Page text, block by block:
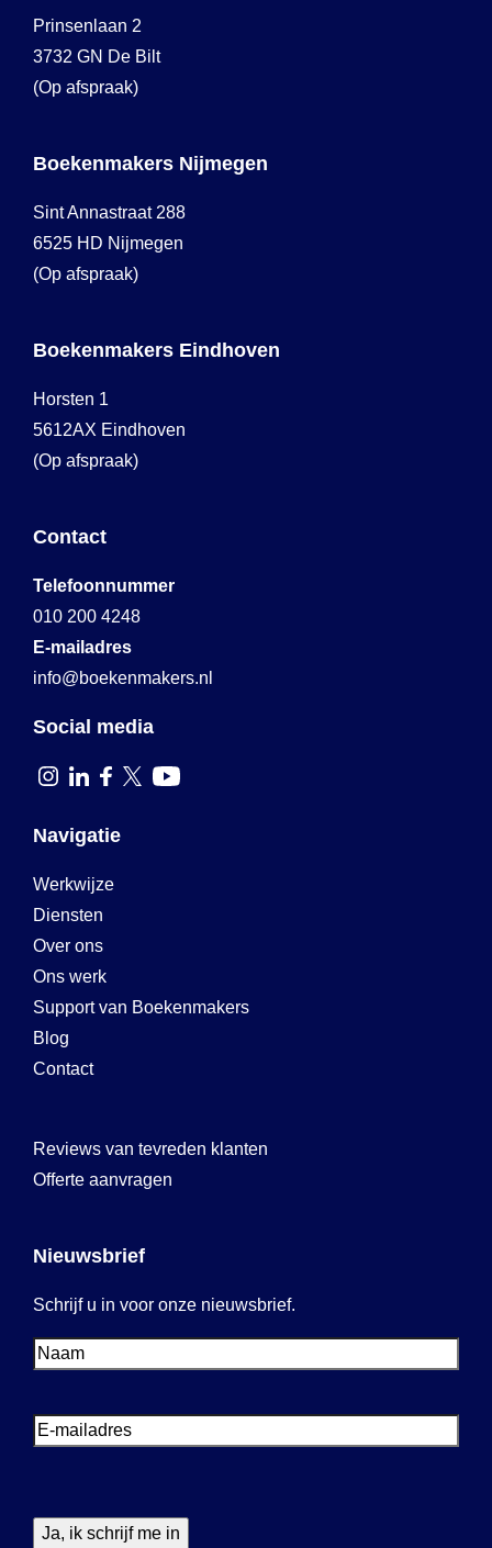
Prinsenlaan 2
3732 GN De Bilt
(Op afspraak)
Boekenmakers Nijmegen
Sint Annastraat 288
6525 HD Nijmegen
(Op afspraak)
Boekenmakers Eindhoven
Horsten 1
5612AX Eindhoven
(Op afspraak)
Contact
Telefoonnummer
010 200 4248
E-mailadres
info@boekenmakers.nl
Social media
Navigatie
Werkwijze
Diensten
Over ons
Ons werk
Support van Boekenmakers
Blog
Contact
Reviews van tevreden klanten
Offerte aanvragen
Nieuwsbrief
Schrijf u in voor onze nieuwsbrief.
Voornaam
E-
mailadres